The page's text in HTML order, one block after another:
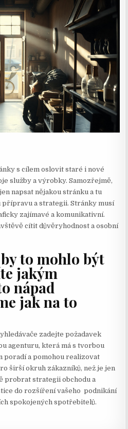
s cílem oslovit staré i nové
služby a výrobky. Samozřejmě,
napsat nějakou stránku a tu
přípravu a strategii. Stránky musí
zajímavé a komunikativní.
cítit důvěryhodnost a osobní
to mohlo být
jakým
nápad
jak na to
zadejte požadavek
agenturu, která má s tvorbou
poradí a pomohou realizovat
širší okruh zákazníků, než je jen
probrat strategii obchodu a
do rozšíření vašeho podnikání
spokojených spotřebitelů.